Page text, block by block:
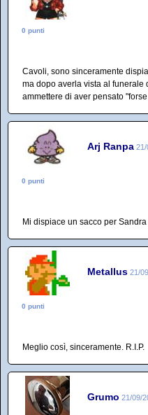
0 punti
Cavoli, sono sinceramente
ma dopo averla vista al funerale
ammettere di aver pensato
Arj Ranpa 21/
0 punti
Mi dispiace un sacco per
Metallus 21/
0 punti
Meglio così, sinceramente. R.I.P.
Grumo 21/09/